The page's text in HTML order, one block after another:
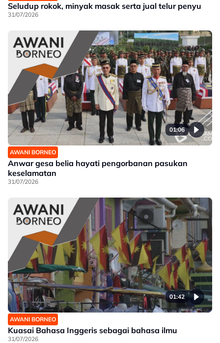
Seludup rokok, minyak masak serta jual telur penyu
31/07/2026
01:06
AWANI BORNEO
Anwar gesa belia hayati pengorbanan pasukan
keselamatan
31/07/2026
01:42
AWANI BORNEO
Kuasai Bahasa Inggeris sebagai bahasa ilmu
31/07/2026